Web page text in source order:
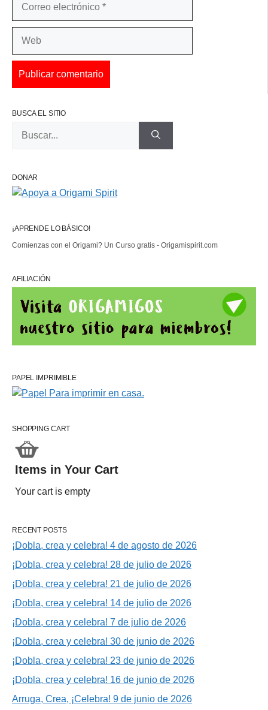
BUSCA EL SITIO
DONAR
¡APRENDE LO BÁSICO!
Comienzas con el Origami? Un Curso gratis - Origamispirit.com
AFILIACIÓN
PAPEL IMPRIMIBLE
SHOPPING CART
Items in Your Cart
Your cart is empty
RECENT POSTS
¡Dobla, crea y celebra! 4 de agosto de 2026
¡Dobla, crea y celebra! 28 de julio de 2026
¡Dobla, crea y celebra! 21 de julio de 2026
¡Dobla, crea y celebra! 14 de julio de 2026
¡Dobla, crea y celebra! 7 de julio de 2026
¡Dobla, crea y celebra! 30 de junio de 2026
¡Dobla, crea y celebra! 23 de junio de 2026
¡Dobla, crea y celebra! 16 de junio de 2026
Arruga, Crea, ¡Celebra! 9 de junio de 2026